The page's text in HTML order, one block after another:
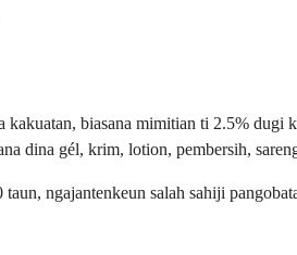
biasana mimitian ti 2.5%
dina gél, krim, lotion, pembersih,
ngajantenkeun salah sahiji